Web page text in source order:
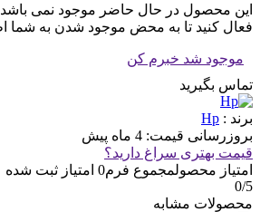
این محصول در حال حاضر موجود نمی باشد،
فعال کنید تا به محض موجود شدن به شما
موجود شد خبرم کن
تماس بگیرید
برند : Hp
بروزرسانی قیمت: 4 ماه پیش
قیمت بهتری سراغ دارید؟
امتیاز محصولمجموع فرم0 امتیاز ثبت شده
0/5
محصولات مشابه